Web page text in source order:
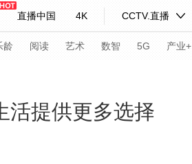
直播中国 4K CCTV.直播
习
龄 阅读 艺术 数智 5G 产业+
活提供更多选择